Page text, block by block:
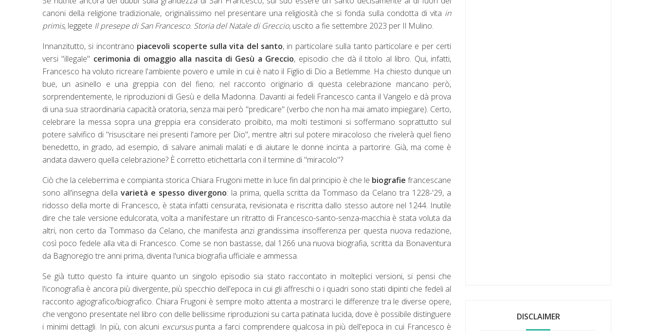
canoni della religione tradizionale, originalissimo nel presentare una religiosità che si fonda sulla condotta di vita in
primis, leggete Il presepe di San Francesco. Storia del Natale di Greccio, uscito a fie settembre 2023 per Il Mulino.
Innanzitutto, si incontrano piacevoli scoperte sulla vita del santo, in particolare sulla tanto particolare e per certi
versi "illegale" cerimonia di omaggio alla nascita di Gesù a Greccio, episodio che dà il titolo al libro. Qui, infatti,
Francesco ha voluto ricreare l'ambiente povero e umile in cui è nato il Figlio di Dio a Betlemme. Ha chiesto dunque un
bue, un asinello e una greppia con del fieno; nel racconto originario di questa celebrazione mancano però,
sorprendentemente, le riproduzioni di Gesù e della Madonna. Davanti ai fedeli Francesco canta il Vangelo e dà prova
di una sua straordinaria capacità oratoria, senza mai però "predicare" (verbo che non ha mai amato impiegare). Certo,
celebrare la messa sopra una greppia era considerato proibito, ma molti testimoni si soffermano soprattutto sul
potere salvifico di "risuscitare nei presenti l'amore per Dio", mentre altri sul potere miracoloso che rivelerà quel fieno
benedetto, in grado, ad esempio, di salvare animali malati e di aiutare le donne incinta a partorire. Già, ma come è
andata davvero quella celebrazione? È corretto etichettarla con il termine di "miracolo"?
Ciò che la celeberrima e compianta storica Chiara Frugoni mette in luce fin dal principio è che le biografie francescane
sono all'insegna della varietà e spesso divergono: la prima, quella scritta da Tommaso da Celano tra 1228-'29, a
ridosso della morte di Francesco, è stata infatti censurata, revisionata e riscritta dallo stesso autore nel 1244. Inutile
dire che tale versione edulcorata, volta a manifestare un ritratto di Francesco-santo-senza-macchia è stata voluta da
altri, non certo da Tommaso da Celano, che manifesta anzi grandissima insofferenza per questa nuova redazione,
così poco fedele alla vita di Francesco. Come se non bastasse, dal 1266 una nuova biografia, scritta da Bonaventura
da Bagnoregio tre anni prima, diventa l'unica biografia ufficiale e ammessa.
Se già tutto questo fa intuire quanto un singolo episodio sia stato raccontato in molteplici versioni, si pensi che
l'iconografia è ancora più divergente, più specchio dell'epoca in cui gli affreschi o i quadri sono stati dipinti che fedeli al
racconto agiografico/biografico. Chiara Frugoni è sempre molto attenta a mostrarci le differenze tra le diverse opere,
che vengono presentate nel libro con delle bellissime riproduzioni su carta patinata lucida, dove è possibile distinguere
i minimi dettagli. In più, con alcuni excursuspunta a farci comprendere qualcosa in più dell'epoca in cui Francesco è
DISCLAIMER